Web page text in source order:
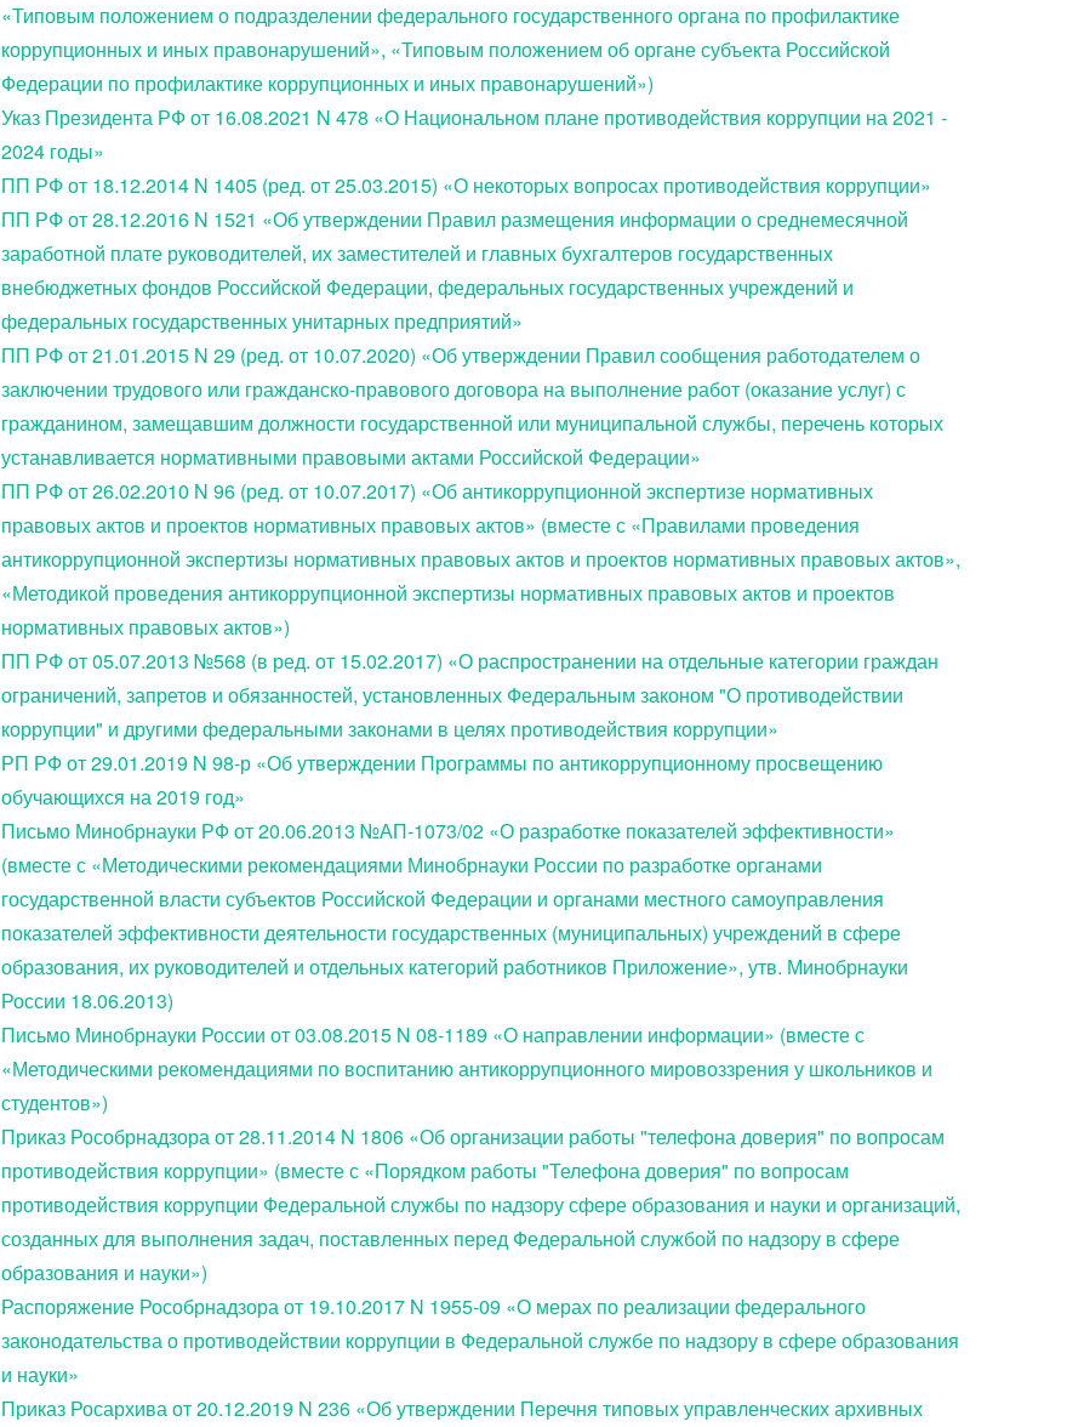
«Типовым положением о подразделении федерального государственного органа по профилактике
коррупционных и иных правонарушений», «Типовым положением об органе субъекта Российской
Федерации по профилактике коррупционных и иных правонарушений»)
Указ Президента РФ от 16.08.2021 N 478 «О Национальном плане противодействия коррупции на 2021 -
2024 годы»
ПП РФ от 18.12.2014 N 1405 (ред. от 25.03.2015) «О некоторых вопросах противодействия коррупции»
ПП РФ от 28.12.2016 N 1521 «Об утверждении Правил размещения информации о среднемесячной
заработной плате руководителей, их заместителей и главных бухгалтеров государственных
внебюджетных фондов Российской Федерации, федеральных государственных учреждений и
федеральных государственных унитарных предприятий»
ПП РФ от 21.01.2015 N 29 (ред. от 10.07.2020) «Об утверждении Правил сообщения работодателем о
заключении трудового или гражданско-правового договора на выполнение работ (оказание услуг) с
гражданином, замещавшим должности государственной или муниципальной службы, перечень которых
устанавливается нормативными правовыми актами Российской Федерации»
ПП РФ от 26.02.2010 N 96 (ред. от 10.07.2017) «Об антикоррупционной экспертизе нормативных
правовых актов и проектов нормативных правовых актов» (вместе с «Правилами проведения
антикоррупционной экспертизы нормативных правовых актов и проектов нормативных правовых актов»,
«Методикой проведения антикоррупционной экспертизы нормативных правовых актов и проектов
нормативных правовых актов»)
ПП РФ от 05.07.2013 №568 (в ред. от 15.02.2017) «О распространении на отдельные категории граждан
ограничений, запретов и обязанностей, установленных Федеральным законом "О противодействии
коррупции" и другими федеральными законами в целях противодействия коррупции»
РП РФ от 29.01.2019 N 98-р «Об утверждении Программы по антикоррупционному просвещению
обучающихся на 2019 год»
Письмо Минобрнауки РФ от 20.06.2013 №АП-1073/02 «О разработке показателей эффективности»
(вместе с «Методическими рекомендациями Минобрнауки России по разработке органами
государственной власти субъектов Российской Федерации и органами местного самоуправления
показателей эффективности деятельности государственных (муниципальных) учреждений в сфере
образования, их руководителей и отдельных категорий работников Приложение», утв. Минобрнауки
России 18.06.2013)
Письмо Минобрнауки России от 03.08.2015 N 08-1189 «О направлении информации» (вместе с
«Методическими рекомендациями по воспитанию антикоррупционного мировоззрения у школьников и
студентов»)
Приказ Рособрнадзора от 28.11.2014 N 1806 «Об организации работы "телефона доверия" по вопросам
противодействия коррупции» (вместе с «Порядком работы "Телефона доверия" по вопросам
противодействия коррупции Федеральной службы по надзору сфере образования и науки и организаций,
созданных для выполнения задач, поставленных перед Федеральной службой по надзору в сфере
образования и науки»)
Распоряжение Рособрнадзора от 19.10.2017 N 1955-09 «О мерах по реализации федерального
законодательства о противодействии коррупции в Федеральной службе по надзору в сфере образования
и науки»
Приказ Росархива от 20.12.2019 N 236 «Об утверждении Перечня типовых управленческих архивных